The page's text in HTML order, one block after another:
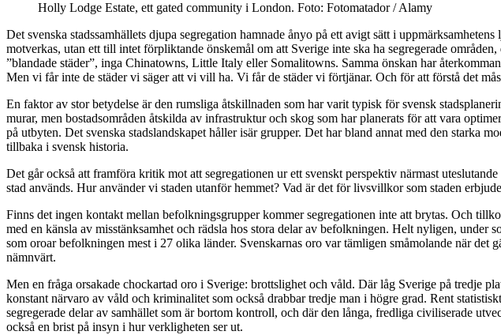
Holly Lodge Estate, ett gated community i London. Foto: Fotomatador / Alamy
Det svenska stadssamhällets djupa segregation hamnade ånyo på ett avigt sätt i
motverkas, utan ett till intet förpliktande önskemål om att Sverige inte ska ha segregerade
”blandade städer”, inga Chinatowns, Little Italy eller Somalitowns. Samma önskan har
Men vi får inte de städer vi säger att vi vill ha. Vi får de städer vi förtjänar. Och för att förstå det
En faktor av stor betydelse är den rumsliga åtskillnaden som har varit typisk för svensk
murar, men bostadsområden åtskilda av infrastruktur och skog som har planerats för att vara
på utbyten. Det svenska stadslandskapet håller isär grupper. Det har bland annat med den starka
tillbaka i svensk historia.
Det går också att framföra kritik mot att segregationen ur ett svenskt perspektiv närmast
stad används. Hur använder vi staden utanför hemmet? Vad är det för livsvillkor som staden
Finns det ingen kontakt mellan befolkningsgrupper kommer segregationen inte att brytas. Och
med en känsla av misstänksamhet och rädsla hos stora delar av befolkningen. Helt nyligen,
som oroar befolkningen mest i 27 olika länder. Svenskarnas oro var tämligen småmolande när
nämnvärt.
Men en fråga orsakade chockartad oro i Sverige: brottslighet och våld. Där låg Sverige på tredje
konstant närvaro av våld och kriminalitet som också drabbar tredje man i högre grad. Rent
segregerade delar av samhället som är bortom kontroll, och där den långa, fredliga civiliserade
också en brist på insyn i hur verkligheten ser ut.